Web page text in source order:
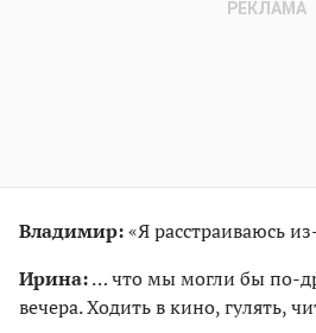
Владимир:«Я расстраиваюсь
Ирина:… что мы могли бы по-
вечера. Ходить в кино, гулять,